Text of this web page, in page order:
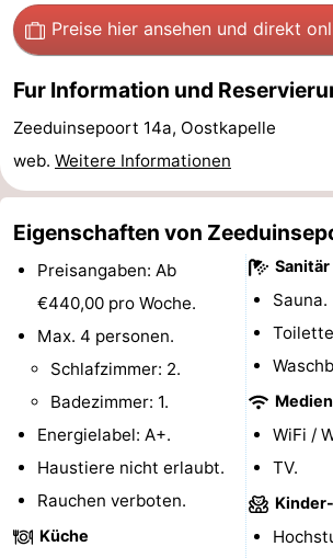
Spielplätze
Bowling
-
Minigolfplätze
Wellness-
&
Natur
Schwimmbader
Radfahren
Reiten
-
Preise hier ansehen und direkt
Fur Information und
Zeeduinsepoort 14a, Oostkapelle
web. Weitere Informationen
Eigenschaften von
Preisangaben: Ab
€440,00 pro Woche.
Max. 4 personen.
Schlafzimmer: 2.
Badezimmer: 1.
Energielabel: A+.
Haustiere nicht erlaubt.
Rauchen verboten.
Küche
Sanitär
Sauna.
Medien
WiFi /
TV.